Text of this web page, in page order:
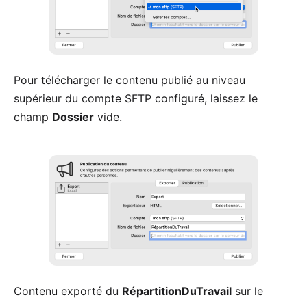
Pour télécharger le contenu publié au niveau
supérieur du compte SFTP configuré, laissez le
champ Dossier vide.
Contenu exporté du RépartitionDuTravail sur le